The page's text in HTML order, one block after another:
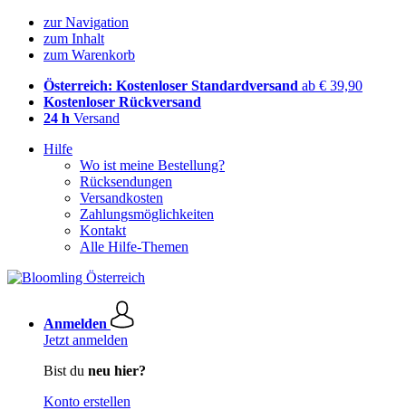
zur Navigation
zum Inhalt
zum Warenkorb
Österreich: Kostenloser Standardversand ab € 39,90
Kostenloser Rückversand
24 h Versand
Hilfe
Wo ist meine Bestellung?
Rücksendungen
Versandkosten
Zahlungsmöglichkeiten
Kontakt
Alle Hilfe-Themen
Anmelden
Jetzt anmelden
Bist du neu hier?
Konto erstellen